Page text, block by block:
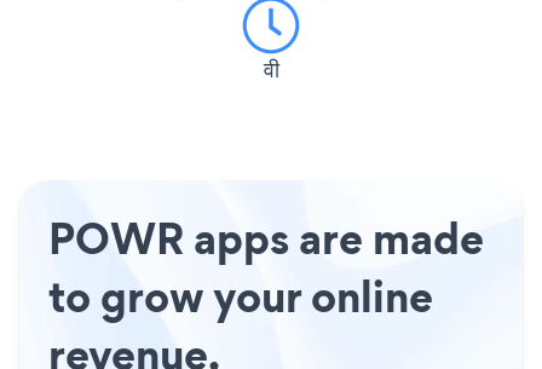
वी
POWR apps are made
to grow your online
revenue.